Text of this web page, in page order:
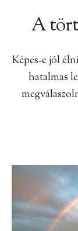
A
Képes-e jól
hatalmas